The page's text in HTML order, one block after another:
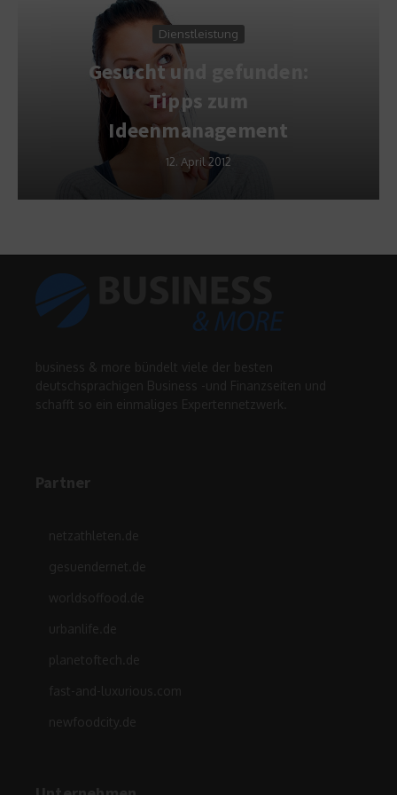
Dienstleistung
Gesucht und gefunden:
Tipps zum
Ideenmanagement
12. April 2012
business & more bündelt viele der besten
deutschsprachigen Business -und Finanzseiten und
schafft so ein einmaliges Expertennetzwerk.
Partner
netzathleten.de
gesuendernet.de
worldsoffood.de
urbanlife.de
planetoftech.de
fast-and-luxurious.com
newfoodcity.de